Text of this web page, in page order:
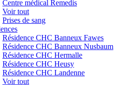
Centre médical Remedis
Voir tout
Prises de sang
Résidence CHC Banneux Fawes
Résidence CHC Banneux Nusbaum
Résidence CHC Hermalle
Résidence CHC Heusy
Résidence CHC Landenne
Voir tout